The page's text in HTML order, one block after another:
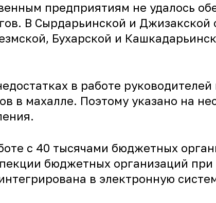
предприятиям не удалось
В Сырдарьинской и Джизакской
Бухарской и
в работе
в махалле. Поэтому указано на
с 40 тысячами бюджетных
бюджетных организаций
в электронную